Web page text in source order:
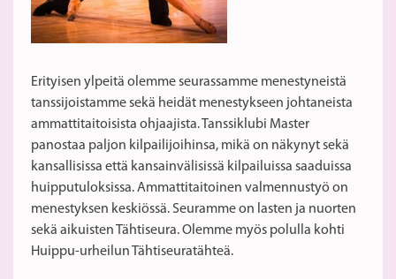
Erityisen ylpeitä olemme seurassamme menestyneistä
tanssijoistamme sekä heidät menestykseen johtaneista
ammattitaitoisista ohjaajista. Tanssiklubi Master
panostaa paljon kilpailijoihinsa, mikä on näkynyt sekä
kansallisissa että kansainvälisissä kilpailuissa saaduissa
huipputuloksissa. Ammattitaitoinen valmennustyö on
menestyksen keskiössä. Seuramme on lasten ja nuorten
sekä aikuisten Tähtiseura. Olemme myös polulla kohti
Huippu-urheilun Tähtiseuratähteä.